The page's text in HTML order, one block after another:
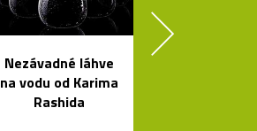
Nezávadné láhve
na vodu od Karima
Rashida